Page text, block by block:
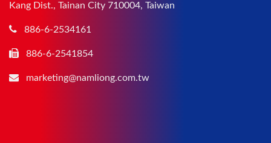
Kang Dist., Tainan City 710004, Taiwan
886-6-2534161
886-6-2541854
marketing@namliong.com.tw